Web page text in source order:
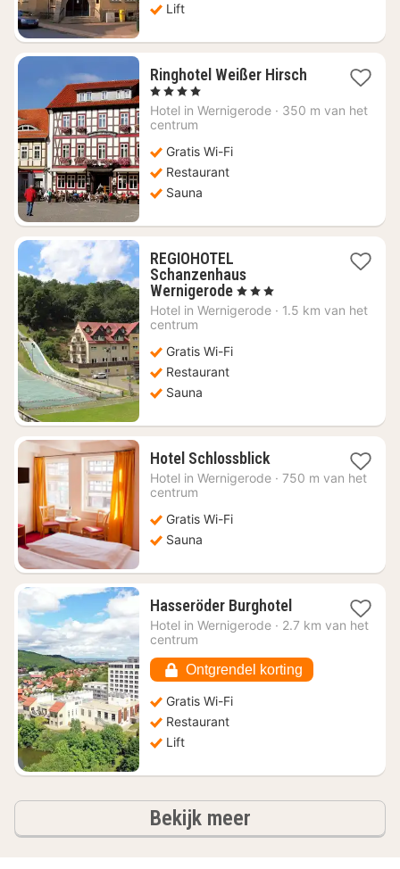
Lift
Ringhotel Weißer Hirsch1
vanaf
, 4 Sterren
Hotel in Wernigerode · 350 m van het
centrum
Gratis Wi-Fi
Restaurant
Sauna
REGIOHOTEL
Schanzenhaus
Wernigerode1
nacht
vanaf
, 3 Sterren
Hotel in Wernigerode · 1.5 km van het
centrum
Gratis Wi-Fi
Restaurant
Sauna
Hotel Schlossblick1
nacht
Hotel in Wernigerode · 750 m van het
centrum
Gratis Wi-Fi
Sauna
Hasseröder Burghotel1
nacht
82,09
Hotel in Wernigerode · 2.7 km van het
centrum
Ontgrendel korting
Gratis Wi-Fi
Restaurant
Lift
Bekijk meerhotels